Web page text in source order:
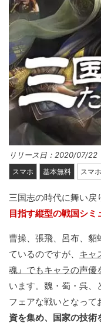
リリース日：2020/07/22
スマホ 基本無料 スマ
三国志の時代に舞い戻
目指す縦型の戦国シミ
曹操、張飛、呂布、貂
ているのですが、 キャ
魂』でもキャラの声優
います。魏・蜀・呉、
フェアな戦いとなって
資を集め、国家の技術